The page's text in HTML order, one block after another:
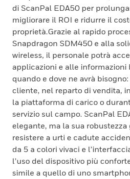
di ScanPal EDA50 per
migliorare il ROI e ridurre il
proprietà.Grazie al rapido
Snapdragon SDM450 e alla
wireless, il personale potrà
applicazioni e alle
quando e dove ne avrà
cliente, nel reparto di vendita,
la piattaforma di carico o
servizio sul campo. ScanPal
elegante, ma la sua
resistere a urti e cadute
da 5 a colori vivaci e
l’uso del dispositivo più
simile a quello di uno